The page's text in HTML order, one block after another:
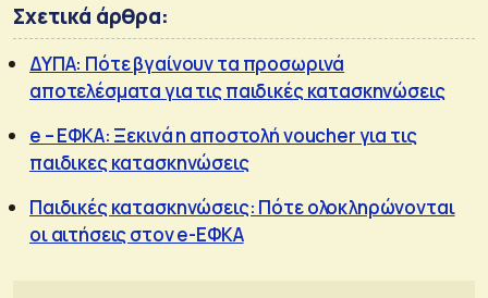
Σχετικά άρθρα:
ΔΥΠΑ: Πότε βγαίνουν τα προσωρινά
αποτελέσματα για τις παιδικές κατασκηνώσεις
e – ΕΦΚΑ: Ξεκινά η αποστολή voucher για τις
παιδικες κατασκηνώσεις
Παιδικές κατασκηνώσεις: Πότε ολοκληρώνονται
οι αιτήσεις στον e-ΕΦΚΑ